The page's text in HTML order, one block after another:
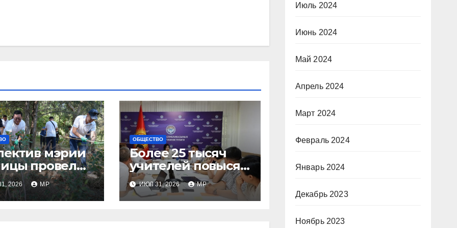
мэрии
провел
2026 MP
ОБЩЕСТВО
Более 25 тысяч
учителей повысят
квалификацию
ИЮЛ 31, 2026 MP
Июль 2024
Июнь 2024
Май 2024
Апрель 2024
Март 2024
Февраль 2024
Январь 2024
Декабрь 2023
Ноябрь 2023